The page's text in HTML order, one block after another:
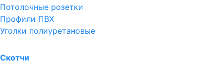
Потолочные розетки
Профили ПВХ
Уголки полиуретановые
Скотчи